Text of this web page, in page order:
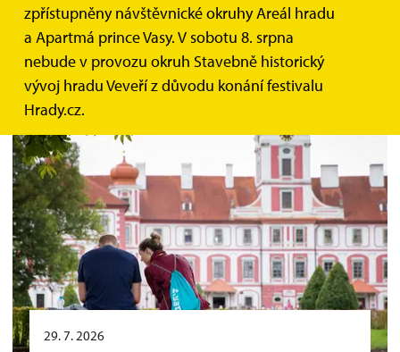
zpřístupněny návštěvnické okruhy Areál hradu
a Apartmá prince Vasy. V sobotu 8. srpna
nebude v provozu okruh Stavebně historický
vývoj hradu Veveří z důvodu konání festivalu
Hrady.cz.
HLEDAT
3 výsledky
29. 7. 2026